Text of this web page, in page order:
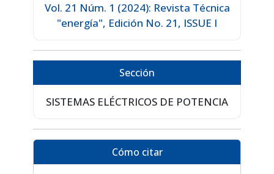
Vol. 21 Núm. 1 (2024): Revista Técnica
"energía", Edición No. 21, ISSUE I
Sección
SISTEMAS ELÉCTRICOS DE POTENCIA
Cómo citar